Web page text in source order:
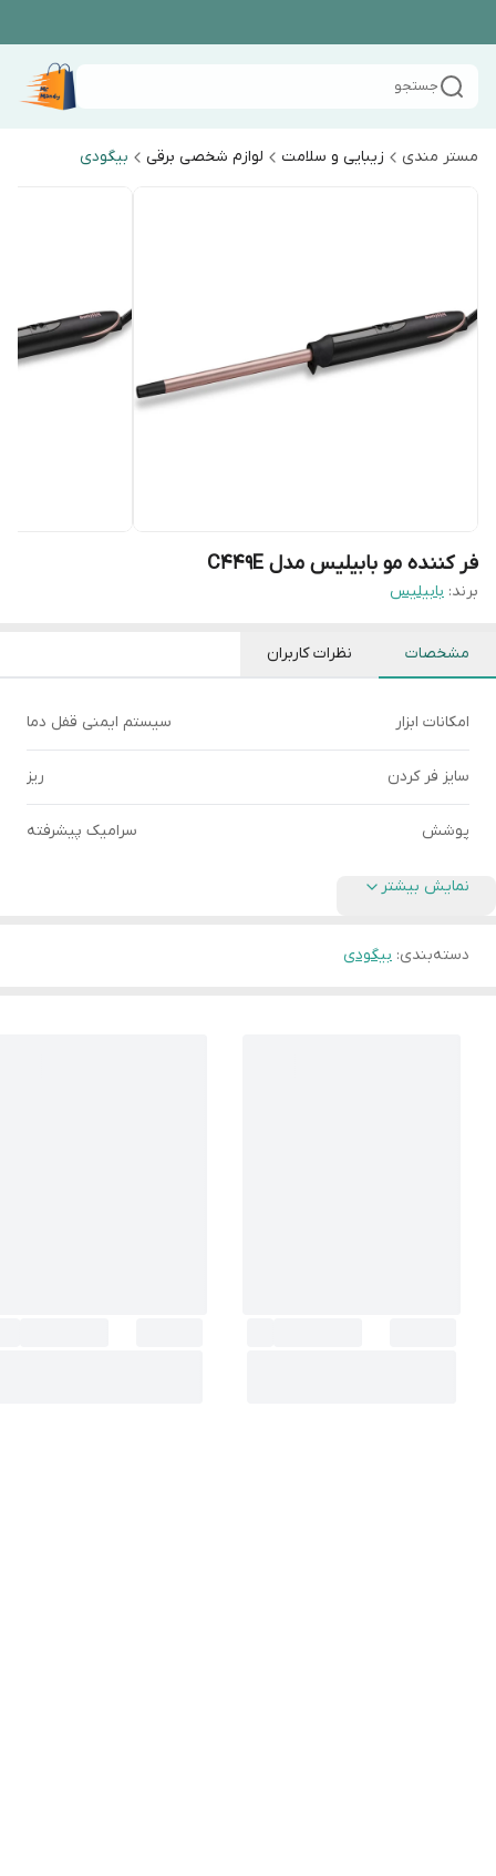
جستجو
مستر مندی زیبایی و سلامت لوازم شخصی برقی بیگودی
فر کننده مو بابیلیس مدل C449E
برند: بابیلیس
مشخصات نظرات کاربران
امکانات ابزار سیستم ایمنی قفل دما
سایز فر کردن ریز
پوشش سرامیک پیشرفته
نمایش بیشتر
دسته‌بندی: بیگودی